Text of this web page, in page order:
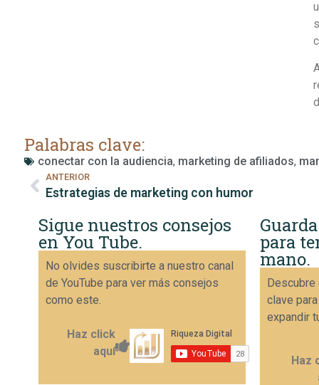
Palabras clave:
conectar con la audiencia, marketing de afiliados,
ANTERIOR
Estrategias de marketing con humor
Sigue nuestros consejos
en You Tube.
No olvides suscribirte a nuestro canal
de YouTube para ver más consejos
como este.
Haz click
aquí
para
mano.
clave
expandir
Haz